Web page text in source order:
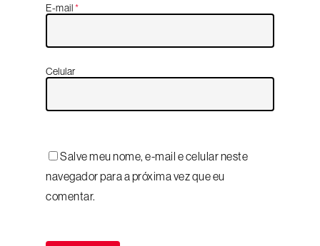
E-mail*
Celular
Salve meu nome, e-mail e celular neste
navegador para a próxima vez que eu
comentar.